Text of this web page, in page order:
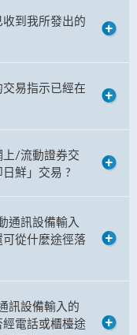
到我所發出的
易指示已經在
上/流動證券交
鮮」交易 ?
通訊設備輸入
從什麼途徑落
訊設備輸入的
電話或櫃檯途